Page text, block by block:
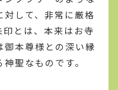
して、非常に厳格
とは、本来はお寺
御本尊様との深い縁
聖なものです。